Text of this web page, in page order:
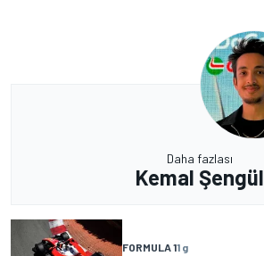
Daha fazlası
Kemal Şengül
FORMULA 11 g